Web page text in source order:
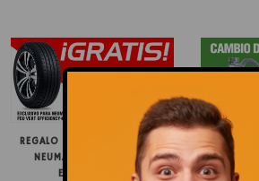
REGALO POR LA COMPRA DE
NEUMÁTICOS FEU VERT
EFFICIENCY +
CAMBIO